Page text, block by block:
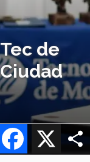
de
X
Facebook